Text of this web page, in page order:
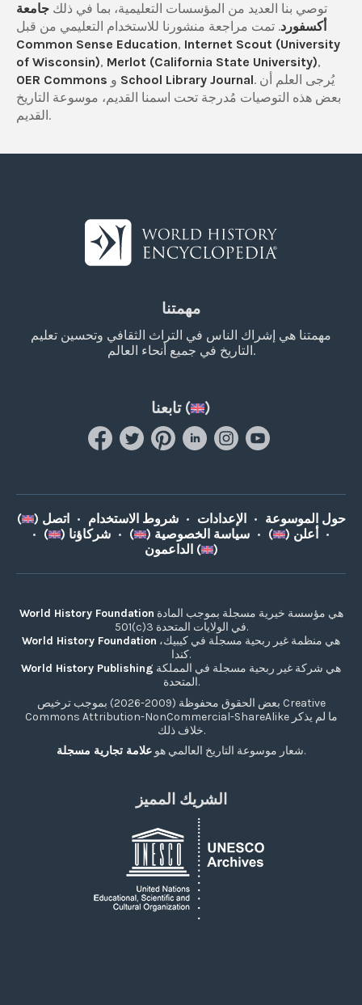
توصي بنا العديد من المؤسسات التعليمية، بما في ذلك جامعة
أكسفورد. تمت مراجعة منشورنا للاستخدام التعليمي من قبل
Common Sense Education, Internet Scout (University
of Wisconsin), Merlot (California State University),
OER Commons
School Library Journal. يُرجى العلم أن
بعض هذه التوصيات مُدرجة تحت اسمنا القديم، موسوعة التاريخ
القديم.
مهمتنا
مهمتنا هي إشراك الناس في التراث الثقافي وتحسين تعليم
التاريخ في جميع أنحاء العالم.
تابعنا ( )
حول الموسوعة • الإعدادات • شروط الاستخدام • اتصل (
)
•
أعلن ( )
• سياسة الخصوصية ( )
• شركاؤنا ( )
•
الداعمون (
)
World History Foundation
501(c)3 في الولايات المتحدة.
World History Foundation
كندا.
World History Publishing
المتحدة.
بعض الحقوق محفوظة (2009-2026) بموجب ترخيص Creative
Commons Attribution-NonCommercial-ShareAlike ما لم يذكر
خلاف ذلك.
شعار موسوعة التاريخ العالمي هو علامة تجارية مسجلة .
الشريك المميز